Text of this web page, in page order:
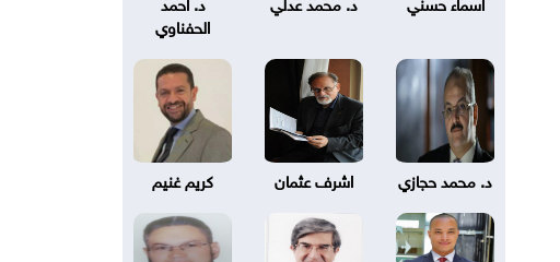
الحفناوي
د. محمد حجازي اشرف عثمان كريم غنيم